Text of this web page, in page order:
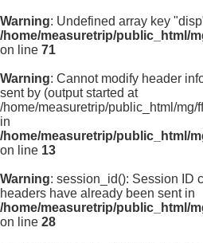
Warning: Undefined array key
/home/measuretrip/public_html/
on line 71
Warning: Cannot modify header
sent by (output started at
/home/measuretrip/public_html/
in
/home/measuretrip/public_html/
on line 13
Warning: session_id(): Session ID
headers have already been sent in
/home/measuretrip/public_html/
on line 28